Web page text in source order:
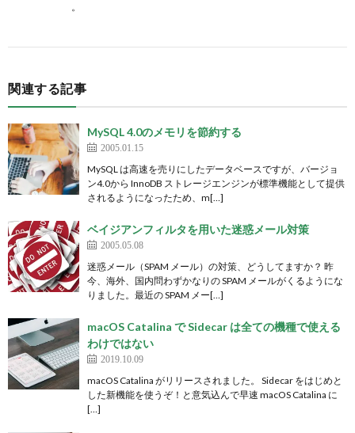
。
関連する記事
MySQL 4.0のメモリを節約する
2005.01.15
MySQL は高速を売りにしたデータベースですが、バージョ
ン4.0から InnoDB ストレージエンジンが標準機能として提供
されるようになったため、m[…]
ベイジアンフィルタを用いた迷惑メール対策
2005.05.08
迷惑メール（SPAM メール）の対策、どうしてますか？ 昨
今、海外、国内問わずかなりの SPAM メールがくるようにな
りました。最近の SPAM メー[…]
macOS Catalina で Sidecar は全ての機種で使える
わけではない
2019.10.09
macOS Catalina がリリースされました。 Sidecar をはじめと
した新機能を使うぞ！と意気込んで早速 macOS Catalina に
[…]